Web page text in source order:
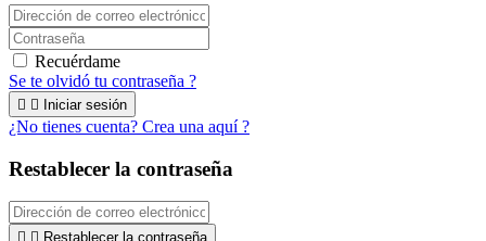
Recuérdame
Se te olvidó tu contraseña ?
  Iniciar sesión
¿No tienes cuenta? Crea una aquí ?
Restablecer la contraseña
  Restablecer la contraseña